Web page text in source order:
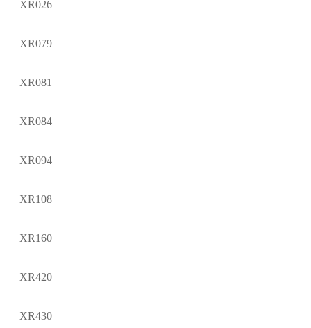
XR026
XR079
XR081
XR084
XR094
XR108
XR160
XR420
XR430